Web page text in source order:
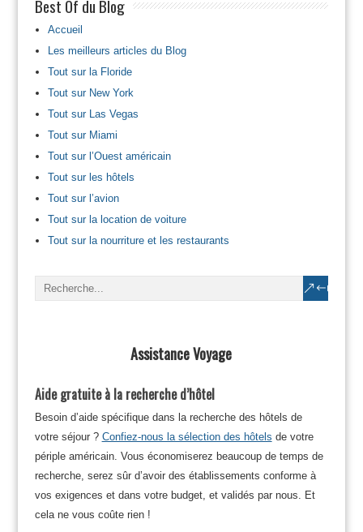
Best Of du Blog
Accueil
Les meilleurs articles du Blog
Tout sur la Floride
Tout sur New York
Tout sur Las Vegas
Tout sur Miami
Tout sur l’Ouest américain
Tout sur les hôtels
Tout sur l’avion
Tout sur la location de voiture
Tout sur la nourriture et les restaurants
Assistance Voyage
Aide gratuite à la recherche d’hôtel
Besoin d’aide spécifique dans la recherche des hôtels de
votre séjour ? Confiez-nous la sélection des hôtels de votre
périple américain. Vous économiserez beaucoup de temps de
recherche, serez sûr d’avoir des établissements conforme à
vos exigences et dans votre budget, et validés par nous. Et
cela ne vous coûte rien !